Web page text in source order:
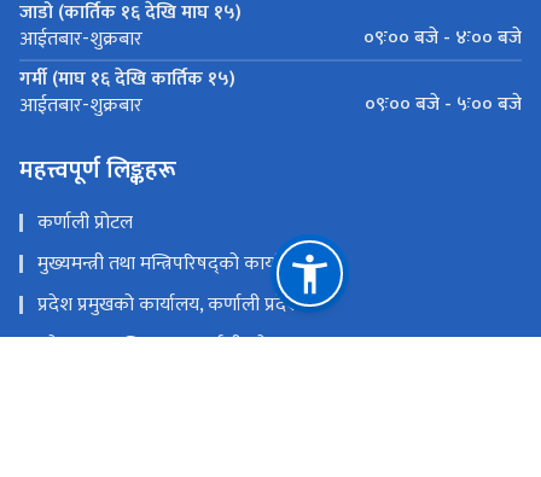
जाडो (कार्तिक १६ देखि माघ १५)
आईतबार-शुक्रबार
०९ः०० बजे - ४ः०० बजे
गर्मी (माघ १६ देखि कार्तिक १५)
आईतबार-शुक्रबार ०९ः०० बजे - ५ः०० बजे
महत्त्वपूर्ण लिङ्कहरू
कर्णाली प्रोटल
मुख्यमन्त्री तथा मन्त्रिपरिषद्को कार्यालय
प्रदेश प्रमुखको कार्यालय, कर्णाली प्रदेश
प्रदेश सभा सचिवालय, कर्णाली प्रदेश